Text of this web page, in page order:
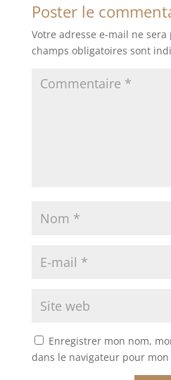
Poster le
Votre adresse e-mail ne sera
champs obligatoires sont
Enregistrer mon nom,
dans le navigateur pour